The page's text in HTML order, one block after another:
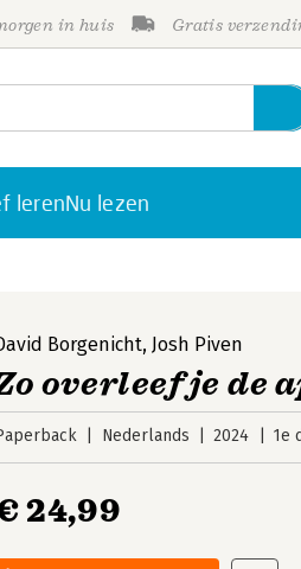
in huis Gratis
lerenNu lezen
Borgenicht, Josh Piven
overleef je de
Nederlands 2024 1e
24,99